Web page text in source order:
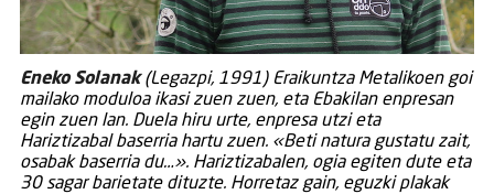
Eneko Solanak(Legazpi, 1991) Eraikuntza Metalikoen goi
mailako moduloa ikasi zuen zuen, eta Ebakilan enpresan
egin zuen lan. Duela hiru urte, enpresa utzi eta
Hariztizabal baserria hartu zuen. «Beti natura gustatu zait,
osabak baserria du…». Hariztizabalen, ogia egiten dute eta
30 sagar barietate dituzte. Horretaz gain, eguzki plakak